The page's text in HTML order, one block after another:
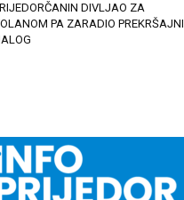
DIVLJAO ZA
PA ZARADIO PREKRŠAJNI